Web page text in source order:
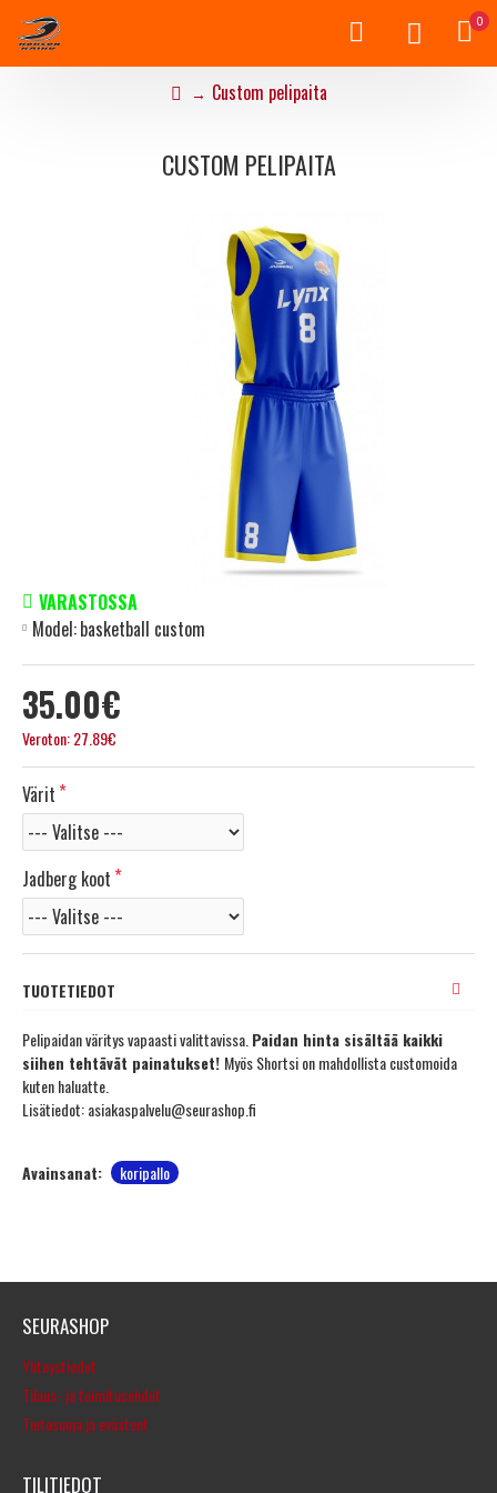
0
Custom pelipaita
CUSTOM PELIPAITA
35.00€
Veroton: 27.89€
VARASTOSSA
Model:basketball custom
Värit
Jadberg koot
TUOTETIEDOT
Pelipaidan väritys vapaasti valittavissa. Paidan hinta sisältää kaikki
siihen tehtävät painatukset! Myös Shortsi on mahdollista customoida
kuten haluatte.
Lisätiedot: asiakaspalvelu@seurashop.fi
Avainsanat: koripallo
SEURASHOP
Yhteystiedot
Tilaus- ja toimitusehdot
Tietosuoja ja evästeet
TILITIEDOT